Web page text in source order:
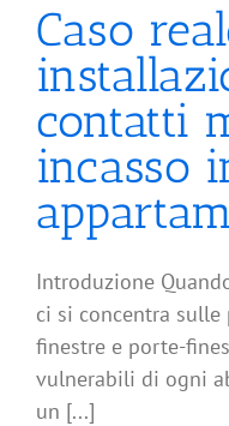
Caso
contatti
incasso
Introduzione
ci si concentra
finestre e porte-
vulnerabili di ogni
un [...]